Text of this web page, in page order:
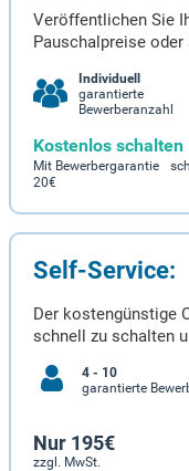
Veröffentlichen Sie
Pauschalpreise
Individuell
garantierte
Bewerberanzahl
Kostenlos schalten
Mit Bewerbergarantie
20€
Self-Service:
Der kostengünstige
schnell zu schalten
4 - 10
garantierte
Nur 195€
zzgl. MwSt.